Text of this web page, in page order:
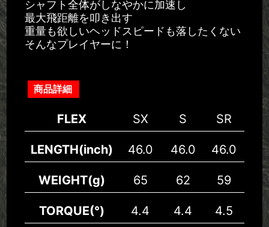
シャフト全体がしなやかに加速し
最大飛距離を叩き出す
重量も欲しいヘッドスピードも落したくない
そんなプレイヤーに！
商品詳細
FLEX SX S SR R
LENGTH(inch) 46.0 46.0 46.0
WEIGHT(g) 65 62 59
TORQUE(°) 4.4 4.4 4.5